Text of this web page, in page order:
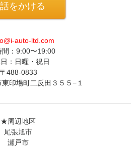
をかける
auto-ltd.com
間：9:00〜19:00
：日曜・祝日
〒488-0833
印場町二反田３５５−１
★周辺地区
尾張旭市
瀬戸市